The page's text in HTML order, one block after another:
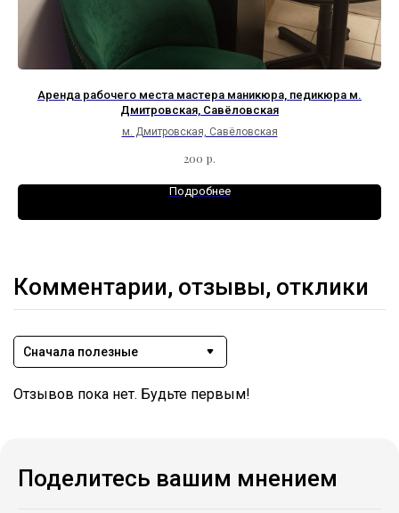
Аренда рабочего места мастера маникюра, педикюра м.
Дмитровская, Савёловская
м. Дмитровская, Савёловская
200 р.
Подробнее
Комментарии, отзывы, отклики
Сначала полезные
Отзывов пока нет. Будьте первым!
Поделитесь вашим мнением